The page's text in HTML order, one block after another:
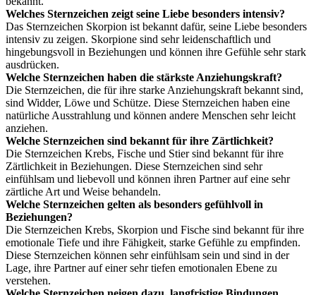
Welches Sternzeichen zeigt seine Liebe besonders intensiv?
Das Sternzeichen Skorpion ist bekannt dafür, seine Liebe besonders
intensiv zu zeigen. Skorpione sind sehr leidenschaftlich und
hingebungsvoll in Beziehungen und können ihre Gefühle sehr stark
ausdrücken.
Welche Sternzeichen haben die stärkste Anziehungskraft?
Die Sternzeichen, die für ihre starke Anziehungskraft bekannt sind,
sind Widder, Löwe und Schütze. Diese Sternzeichen haben eine
natürliche Ausstrahlung und können andere Menschen sehr leicht
anziehen.
Welche Sternzeichen sind bekannt für ihre Zärtlichkeit?
Die Sternzeichen Krebs, Fische und Stier sind bekannt für ihre
Zärtlichkeit in Beziehungen. Diese Sternzeichen sind sehr
einfühlsam und liebevoll und können ihren Partner auf eine sehr
zärtliche Art und Weise behandeln.
Welche Sternzeichen gelten als besonders gefühlvoll in
Beziehungen?
Die Sternzeichen Krebs, Skorpion und Fische sind bekannt für ihre
emotionale Tiefe und ihre Fähigkeit, starke Gefühle zu empfinden.
Diese Sternzeichen können sehr einfühlsam sein und sind in der
Lage, ihre Partner auf einer sehr tiefen emotionalen Ebene zu
verstehen.